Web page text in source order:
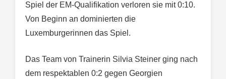
Spiel der EM-Qualifikation verloren sie mit 0:10.
Von Beginn an dominierten die
Luxemburgerinnen das Spiel.
Das Team von Trainerin Silvia Steiner ging nach
dem respektablen 0:2 gegen Georgien